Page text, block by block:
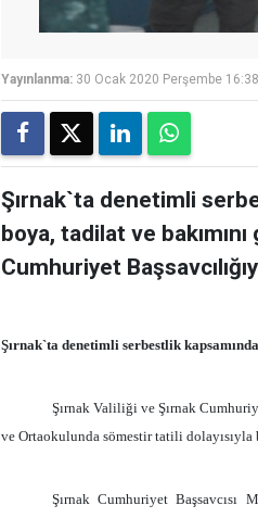
Yayınlanma: 30 Ocak 2020 Perşembe 16:38
Şırnak`ta denetimli
boya, tadilat ve
Cumhuriyet
Şırnak`ta denetimli serbestlik
Şırnak Valiliği ve Şırnak
ve Ortaokulunda sömestir tatili dolayısıyla
Şırnak Cumhuriyet